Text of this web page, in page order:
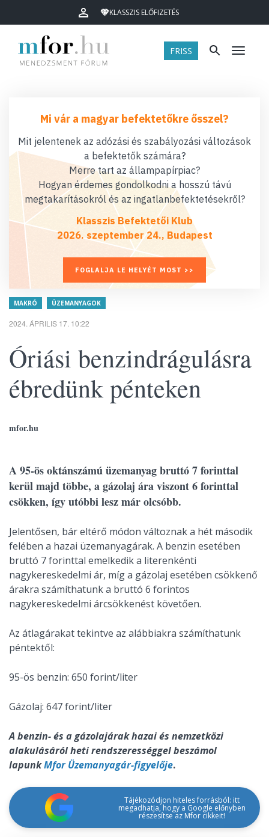
KLASSZIS ELŐFIZETÉS
FRISS Menü
Mi vár a magyar befektetőkre ősszel?
Mit jelentenek az adózási és szabályozási változások
a befektetők számára?
Merre tart az állampapírpiac?
Hogyan érdemes gondolkodni a hosszú távú
megtakarításokról és az ingatlanbefektetésekről?
Klasszis Befektetői Klub
2026. szeptember 24., Budapest
FOGLALJA LE HELYÉT MOST >>
MAKRÓ ÜZEMANYAGOK
2024. ÁPRILIS 17. 10:22
Óriási benzindrágulásra
ébredünk pénteken
mfor.hu
A 95-ös oktánszámú üzemanyag bruttó 7 forinttal
kerül majd többe, a gázolaj ára viszont 6 forinttal
csökken, így utóbbi lesz már olcsóbb.
Jelentősen, bár eltérő módon változnak a hét második
felében a hazai üzemanyagárak. A benzin esetében
bruttó 7 forinttal emelkedik a literenkénti
nagykereskedelmi ár, míg a gázolaj esetében csökkenő
árakra számíthatunk a bruttó 6 forintos
nagykereskedelmi árcsökkenést követően.
Az átlagárakat tekintve az alábbiakra számíthatunk
péntektől:
95-ös benzin: 650 forint/liter
Gázolaj: 647 forint/liter
A benzin- és a gázolajárak hazai és nemzetközi
alakulásáról heti rendszerességgel beszámol
lapunkMfor Üzemanyagár-figyelője.
Tájékozódjon hiteles forrásból: itt
megadhatja, hogy a Google előnyben
részesítse az Mfor cikkeit!